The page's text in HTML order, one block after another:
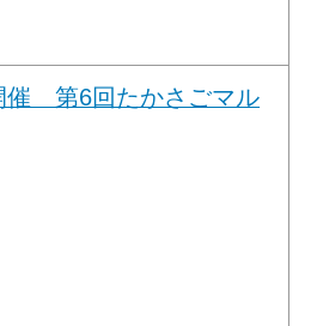
催 第6回たかさごマル